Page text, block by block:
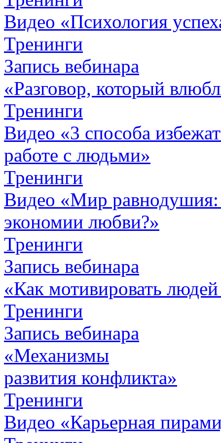
Видео «Психология
Тренинги
Запись вебинара
«Разговор, который
Тренинги
Видео «3 способа
работе с людьми»
Тренинги
Видео «Мир равнодушия:
экономии любви?»
Тренинги
Запись вебинара
«Как мотивировать
Тренинги
Запись вебинара
«Механизмы
развития конфликта»
Тренинги
Видео «Карьерная